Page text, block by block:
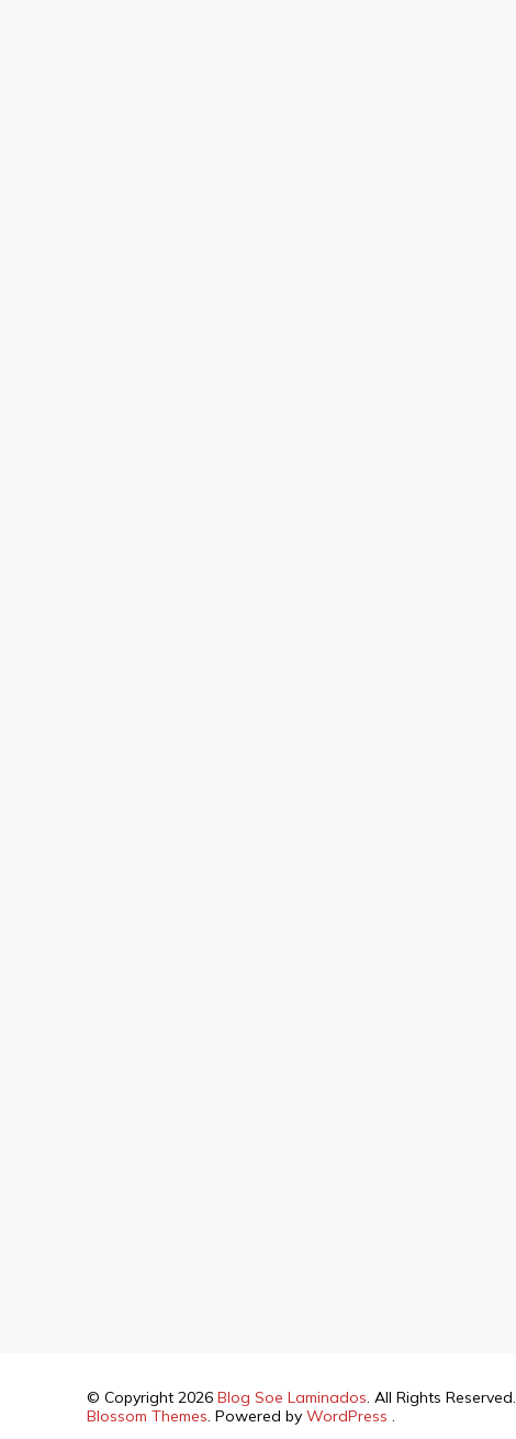
© Copyright 2026 Blog Soe Laminados. All Rights Reserved.
Blossom Themes. Powered by WordPress .